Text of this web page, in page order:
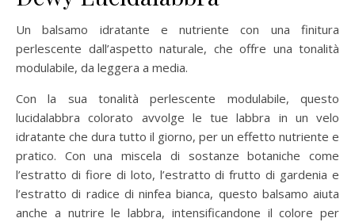
Un balsamo idratante e nutriente con una finitura
perlescente dall’aspetto naturale, che offre una tonalità
modulabile, da leggera a media.
Con la sua tonalità perlescente modulabile, questo
lucidalabbra colorato avvolge le tue labbra in un velo
idratante che dura tutto il giorno, per un effetto nutriente e
pratico. Con una miscela di sostanze botaniche come
l’estratto di fiore di loto, l’estratto di frutto di gardenia e
l’estratto di radice di ninfea bianca, questo balsamo aiuta
anche a nutrire le labbra, intensificandone il colore per